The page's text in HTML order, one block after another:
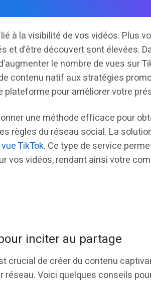
à la visibilité de vos vidéos. Plus
et d’être découvert sont élevées.
le nombre de vues sur
contenu natif aux stratégies
pour améliorer votre
une méthode efficace pour
règles du réseau social. La
TikTok. Ce type de service
vos vidéos, rendant ainsi votre
inciter au partage
crucial de créer du contenu
Voici quelques conseils